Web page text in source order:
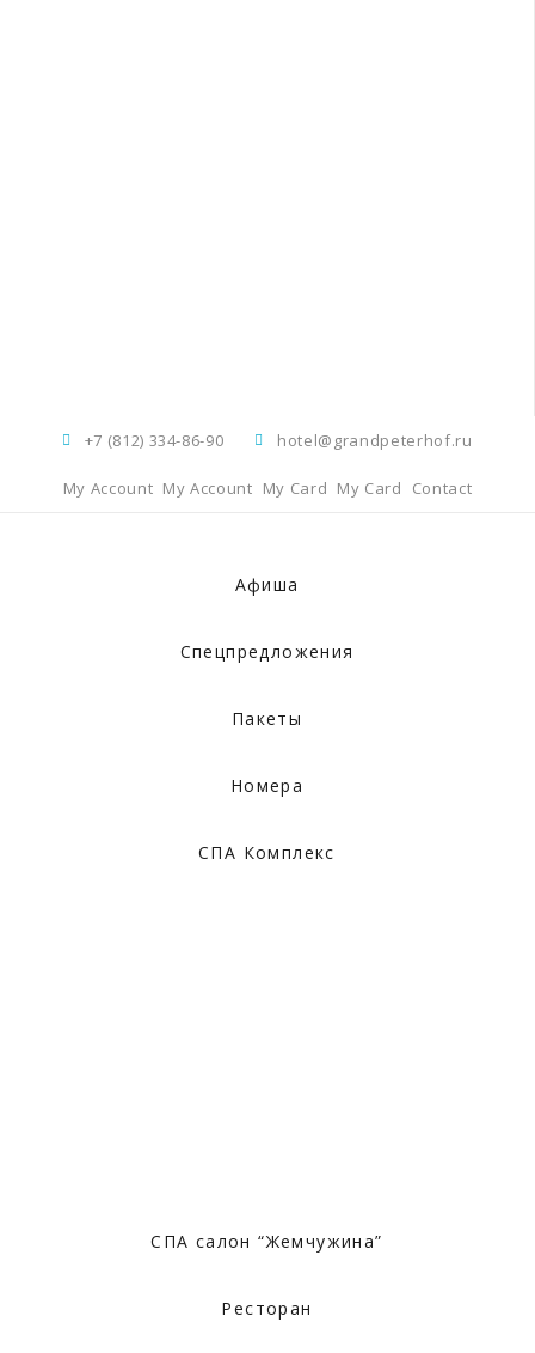
+7 (812) 334-86-90 hotel@grandpeterhof.ru
My Account My Account My Card My Card Contact
Афиша
Спецпредложения
Пакеты
Номера
СПА Комплекс
СПА салон “Жемчужина”
Ресторан